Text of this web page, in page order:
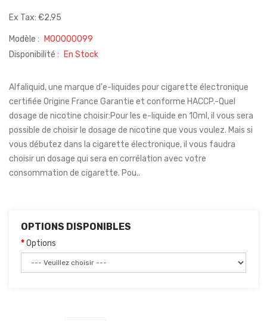
Ex Tax: €2,95
Modèle :
M00000099
Disponibilité :
En Stock
Alfaliquid, une marque d'e-liquides pour cigarette électronique
certifiée Origine France Garantie et conforme HACCP.-Quel
dosage de nicotine choisir:Pour les e-liquide en 10ml, il vous sera
possible de choisir le dosage de nicotine que vous voulez. Mais si
vous débutez dans la cigarette électronique, il vous faudra
choisir un dosage qui sera en corrélation avec votre
consommation de cigarette. Pou..
OPTIONS DISPONIBLES
Options